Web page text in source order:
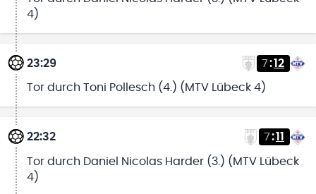
4)
23:29 7:12
Tor durch Toni Pollesch (4.) (MTV Lübeck 4)
22:32 7:11
Tor durch Daniel Nicolas Harder (3.) (MTV Lübeck
4)